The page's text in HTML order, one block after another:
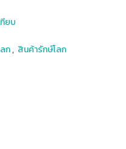
ยบ
ก, สินค้ารักษ์โลก